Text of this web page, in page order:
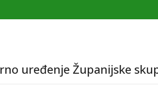
uređenje Županijske